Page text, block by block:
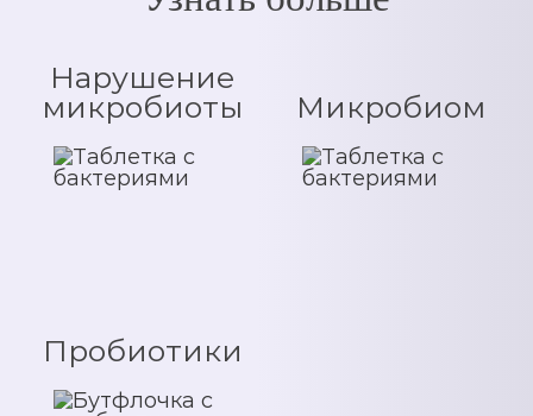
Нарушение
микробиоты
Микробиом
Пробиотики